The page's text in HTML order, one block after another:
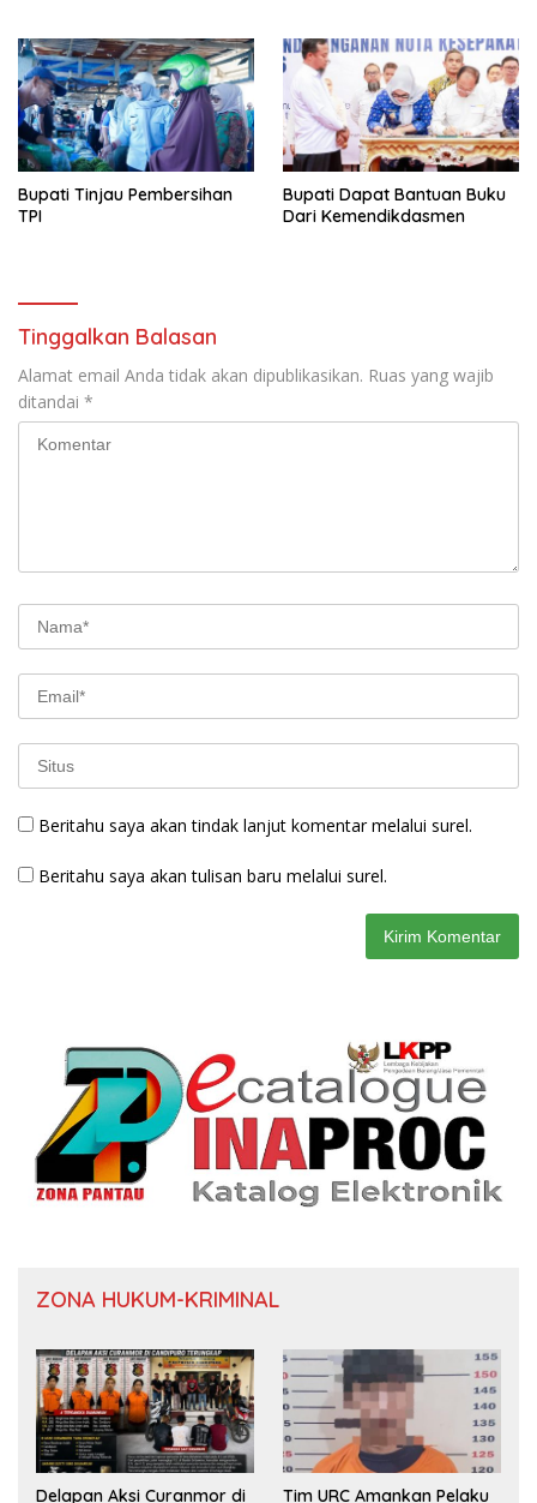
Bupati Tinjau Pembersihan
TPI
Bupati Dapat Bantuan Buku
Dari Kemendikdasmen
Tinggalkan Balasan
Alamat email Anda tidak akan dipublikasikan. Ruas yang wajib
ditandai *
Beritahu saya akan tindak lanjut komentar melalui surel.
Beritahu saya akan tulisan baru melalui surel.
ZONA HUKUM-KRIMINAL
Delapan Aksi Curanmor di
Tim URC Amankan Pelaku